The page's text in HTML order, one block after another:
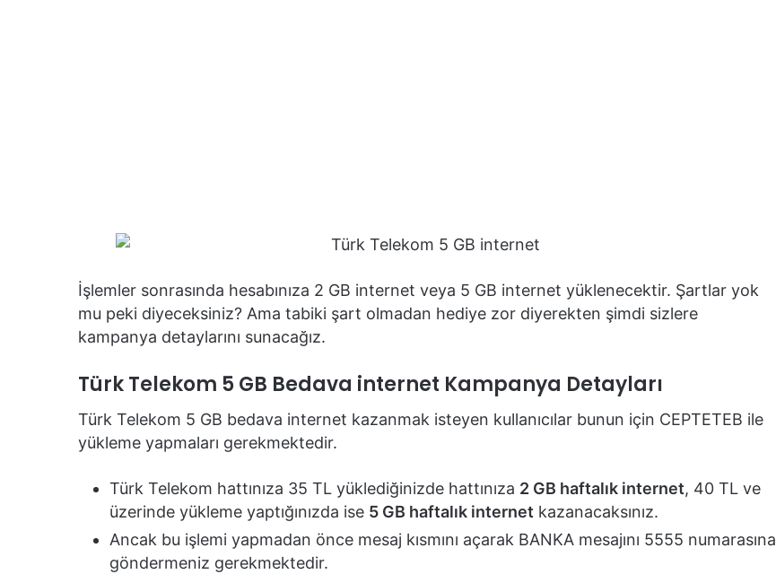
İşlemler sonrasında hesabınıza 2 GB internet veya 5 GB internet yüklenecektir. Şartlar yok
mu peki diyeceksiniz? Ama tabiki şart olmadan hediye zor diyerekten şimdi sizlere
kampanya detaylarını sunacağız.
Türk Telekom 5 GB Bedava internet Kampanya Detayları
Türk Telekom 5 GB bedava internet kazanmak isteyen kullanıcılar bunun için CEPTETEB ile
yükleme yapmaları gerekmektedir.
Türk Telekom hattınıza 35 TL yüklediğinizde hattınıza 2 GB haftalık internet, 40 TL ve
üzerinde yükleme yaptığınızda ise 5 GB haftalık internet kazanacaksınız.
Ancak bu işlemi yapmadan önce mesaj kısmını açarak BANKA mesajını 5555 numarasına
göndermeniz gerekmektedir.